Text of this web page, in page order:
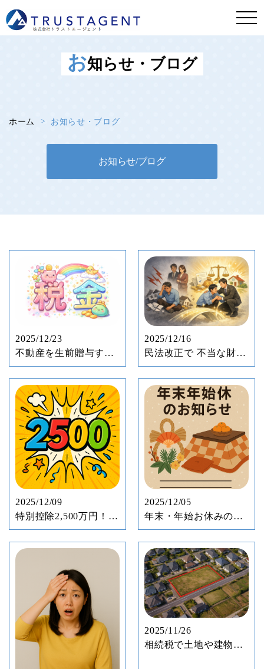
お知らせ・ブログ
ホーム お知らせ・ブログ
お知らせ/ブログ
2025/12/23
不動産を生前贈与する
と どんな税金がかか
る？
2025/12/16
民法改正で 不当な財産
処分ができなくなる
2025/12/09
特別控除2,500万円！
相続時精算課税制度の
仕組みとは
2025/12/05
年末・年始お休みのお
知らせ
2025/11/26
相続税で土地や建物は